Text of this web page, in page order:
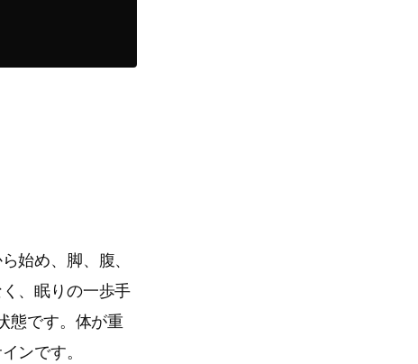
始め、脚、腹、
、眠りの一歩手
態です。体が重
ンです。